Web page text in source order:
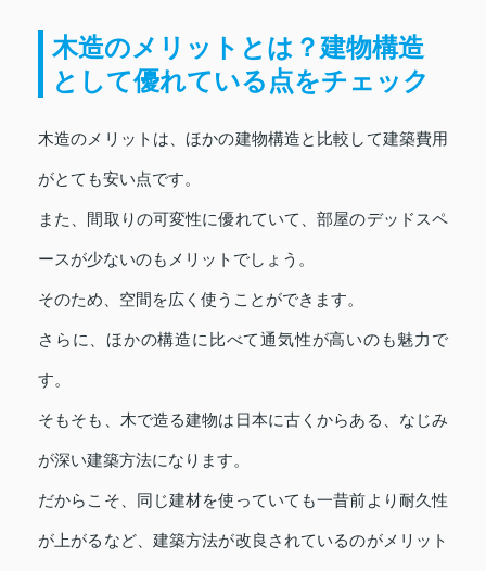
木造のメリットとは？建物構造
として優れている点をチェック
木造のメリットは、ほかの建物構造と比較して建築費用
がとても安い点です。
また、間取りの可変性に優れていて、部屋のデッドスペ
ースが少ないのもメリットでしょう。
そのため、空間を広く使うことができます。
さらに、ほかの構造に比べて通気性が高いのも魅力で
す。
そもそも、木で造る建物は日本に古くからある、なじみ
が深い建築方法になります。
だからこそ、同じ建材を使っていても一昔前より耐久性
が上がるなど、建築方法が改良されているのがメリット